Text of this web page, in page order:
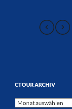
CTOUR ARCHIV
CTOUR